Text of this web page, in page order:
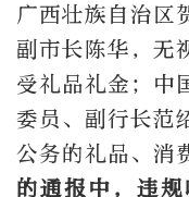
广西壮族自治区
副市长陈华，无
受礼品礼金；中
委员、副行长范
公务的礼品、
的通报中，违